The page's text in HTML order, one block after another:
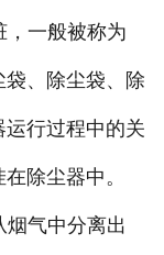
，一般被称为
、除尘袋、除
行过程中的关
除尘器中。
烟气中分离出